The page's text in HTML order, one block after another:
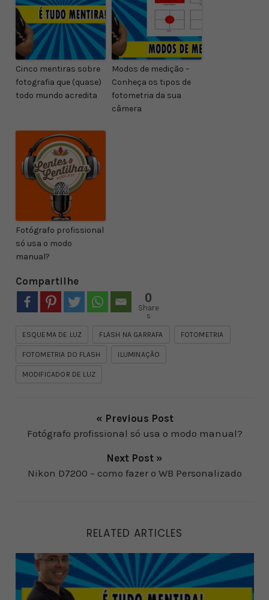
Cinco mentiras sobre
fotografia que (quase)
todo mundo acredita
Modos de medição –
Conheça os tipos de
fotometria da sua
câmera
Fotógrafo profissional
só usa o modo
manual?
Compartilhe
0
Share
s
ESQUEMA DE LUZ FLASH NA GARRAFA FOTOMETRIA
FOTOMETRIA DO FLASH ILUMINAÇÃO
MODIFICADOR DE LUZ
« Previous Post
Fotógrafo profissional só usa o modo manual?
Next Post »
Nikon D7200 – como fazer o WB Personalizado
RELATED ARTICLES
Cinco mentiras sobre fotografia que (quase) todo